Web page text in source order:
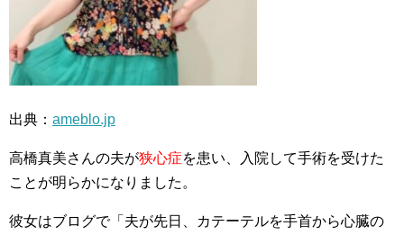
出典： ameblo.jp
高橋真美さんの夫が狭心症を患い、入院して手術を受けた
ことが明らかになりました。
彼女はブログで「夫が先日、カテーテルを手首から心臓の